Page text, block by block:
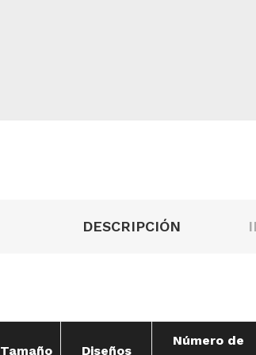
DESCRIPCIÓN
Tamaño Diseños
Número de